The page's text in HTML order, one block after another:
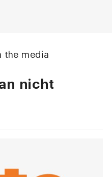
the media
nicht